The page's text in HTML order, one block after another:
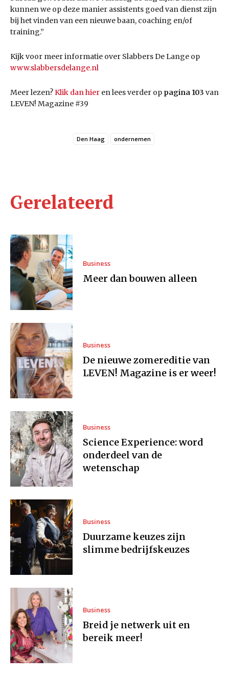
kunnen we op deze manier assistents goed van dienst zijn
bij het vinden van een nieuwe baan, coaching en/of
training.”
Kijk voor meer informatie over Slabbers De Lange op
www.slabbersdelange.nl
Meer lezen?Klik dan hier en lees verder op pagina 103 van
LEVEN! Magazine #39
Den Haag ondernemen
Gerelateerd
Business
Meer dan bouwen alleen
Business
De nieuwe zomereditie van
LEVEN! Magazine is er weer!
Business
Science Experience: word
onderdeel van de
wetenschap
Business
Duurzame keuzes zijn
slimme bedrijfskeuzes
Business
Breid je netwerk uit en
bereik meer!